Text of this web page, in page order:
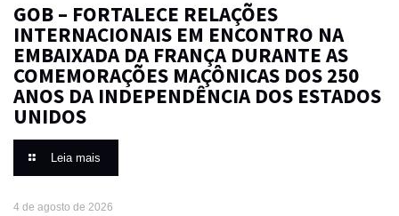
GOB – FORTALECE RELAÇÕES
INTERNACIONAIS EM ENCONTRO NA
EMBAIXADA DA FRANÇA DURANTE AS
COMEMORAÇÕES MAÇÔNICAS DOS 250
ANOS DA INDEPENDÊNCIA DOS ESTADOS
UNIDOS
Leia mais
4 de agosto de 2026